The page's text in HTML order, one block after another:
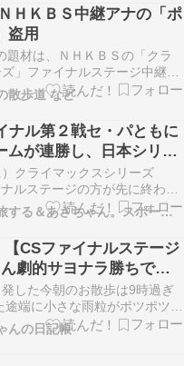
ん 無事みんなと会えますように
お願いしました …
ＨＫＢＳ中継アナの「ポ
盗用
題材は、ＮＨＫＢＳの「クラ
」ファイナルステージ中継
、「ポストシーズン」を連発
つい先だって、全国紙たる毎日
、担当記者二名が、「ポスト
のに、苦言を呈した所である
散歩道 など
ナル第２戦セ・パともに
ムが連勝し、日本シリー
アドレナリンMAX【阪神
子園＆ソフトバンク3-0日
PayPayドーム】
）クライマックスシリーズ
ナルステージの方が先に終わっ
当ブログは〓〓系につき、セ
子園〓阪神 － DeNA（終）
０００ ０ ｜３神 ｜２００ ０
５詳細 〓 http…
ポロと旅する＆あさちゃん。スポーツ３
【CSファイナルステージ
劇的サヨナラ勝ちで
した今朝のお散歩は9時過ぎ
途端に小さな雨粒がポツポツ…
持っていないので即、帰るこ
リちゃんは まったく意味が分
んの日記帳